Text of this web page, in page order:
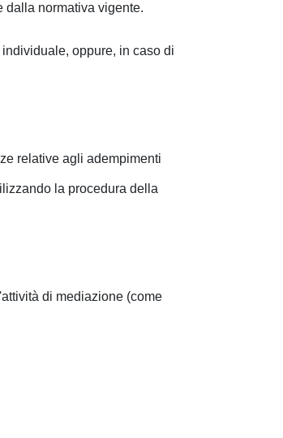
dalla normativa vigente.
oppure, in caso di
relative agli adempimenti
la procedura della
di mediazione (come